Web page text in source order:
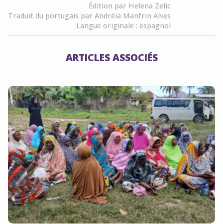
Édition par Helena Zelic
Traduit du portugais par Andréia Manfrin Alves
Langue originale : espagnol
ARTICLES ASSOCIÉS